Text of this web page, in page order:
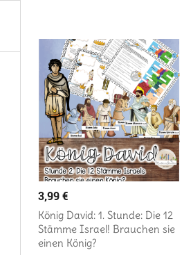
3,99€
König David: 1. Stunde: Die 12
Stämme Israel! Brauchen sie
einen König?